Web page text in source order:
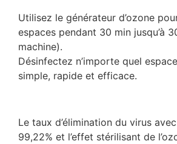
Utilisez le générateur d’ozone
espaces pendant 30 min jusqu’à
machine).
Désinfectez n’importe quel
simple, rapide et efficace.
Le taux d’élimination du virus
99,22% et l’effet stérilisant de